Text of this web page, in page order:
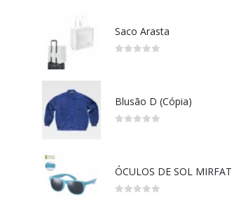
Saco Arasta
Blusão D (Cópia)
ÓCULOS DE SOL MIRFAT